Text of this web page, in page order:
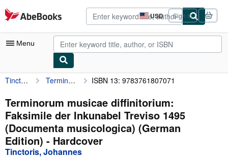
Skip to main content
AbeBooks.com USD
Site
shopping
preferences
Sign in
Menu
My Account
My Purchases
Sign Off
Advanced Search
Browse Collections
Tinctoris, Johannes Terminorum musicae diffinitorium: Faksimile der Inkunabel Treviso 1495 (Documenta musicologica) (German Edition) ISBN 13: 9783761807071
Terminorum musicae diffinitorium:
Faksimile der Inkunabel Treviso 1495
(Documenta musicologica) (German
Edition) - Hardcover
Tinctoris, Johannes